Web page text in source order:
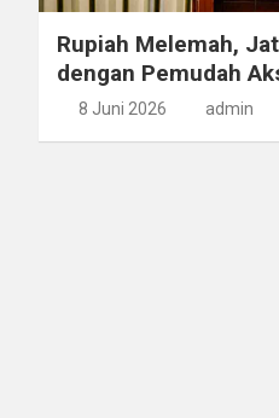
Rupiah Melemah,
dengan Pemudah
8 Juni 2026 admin